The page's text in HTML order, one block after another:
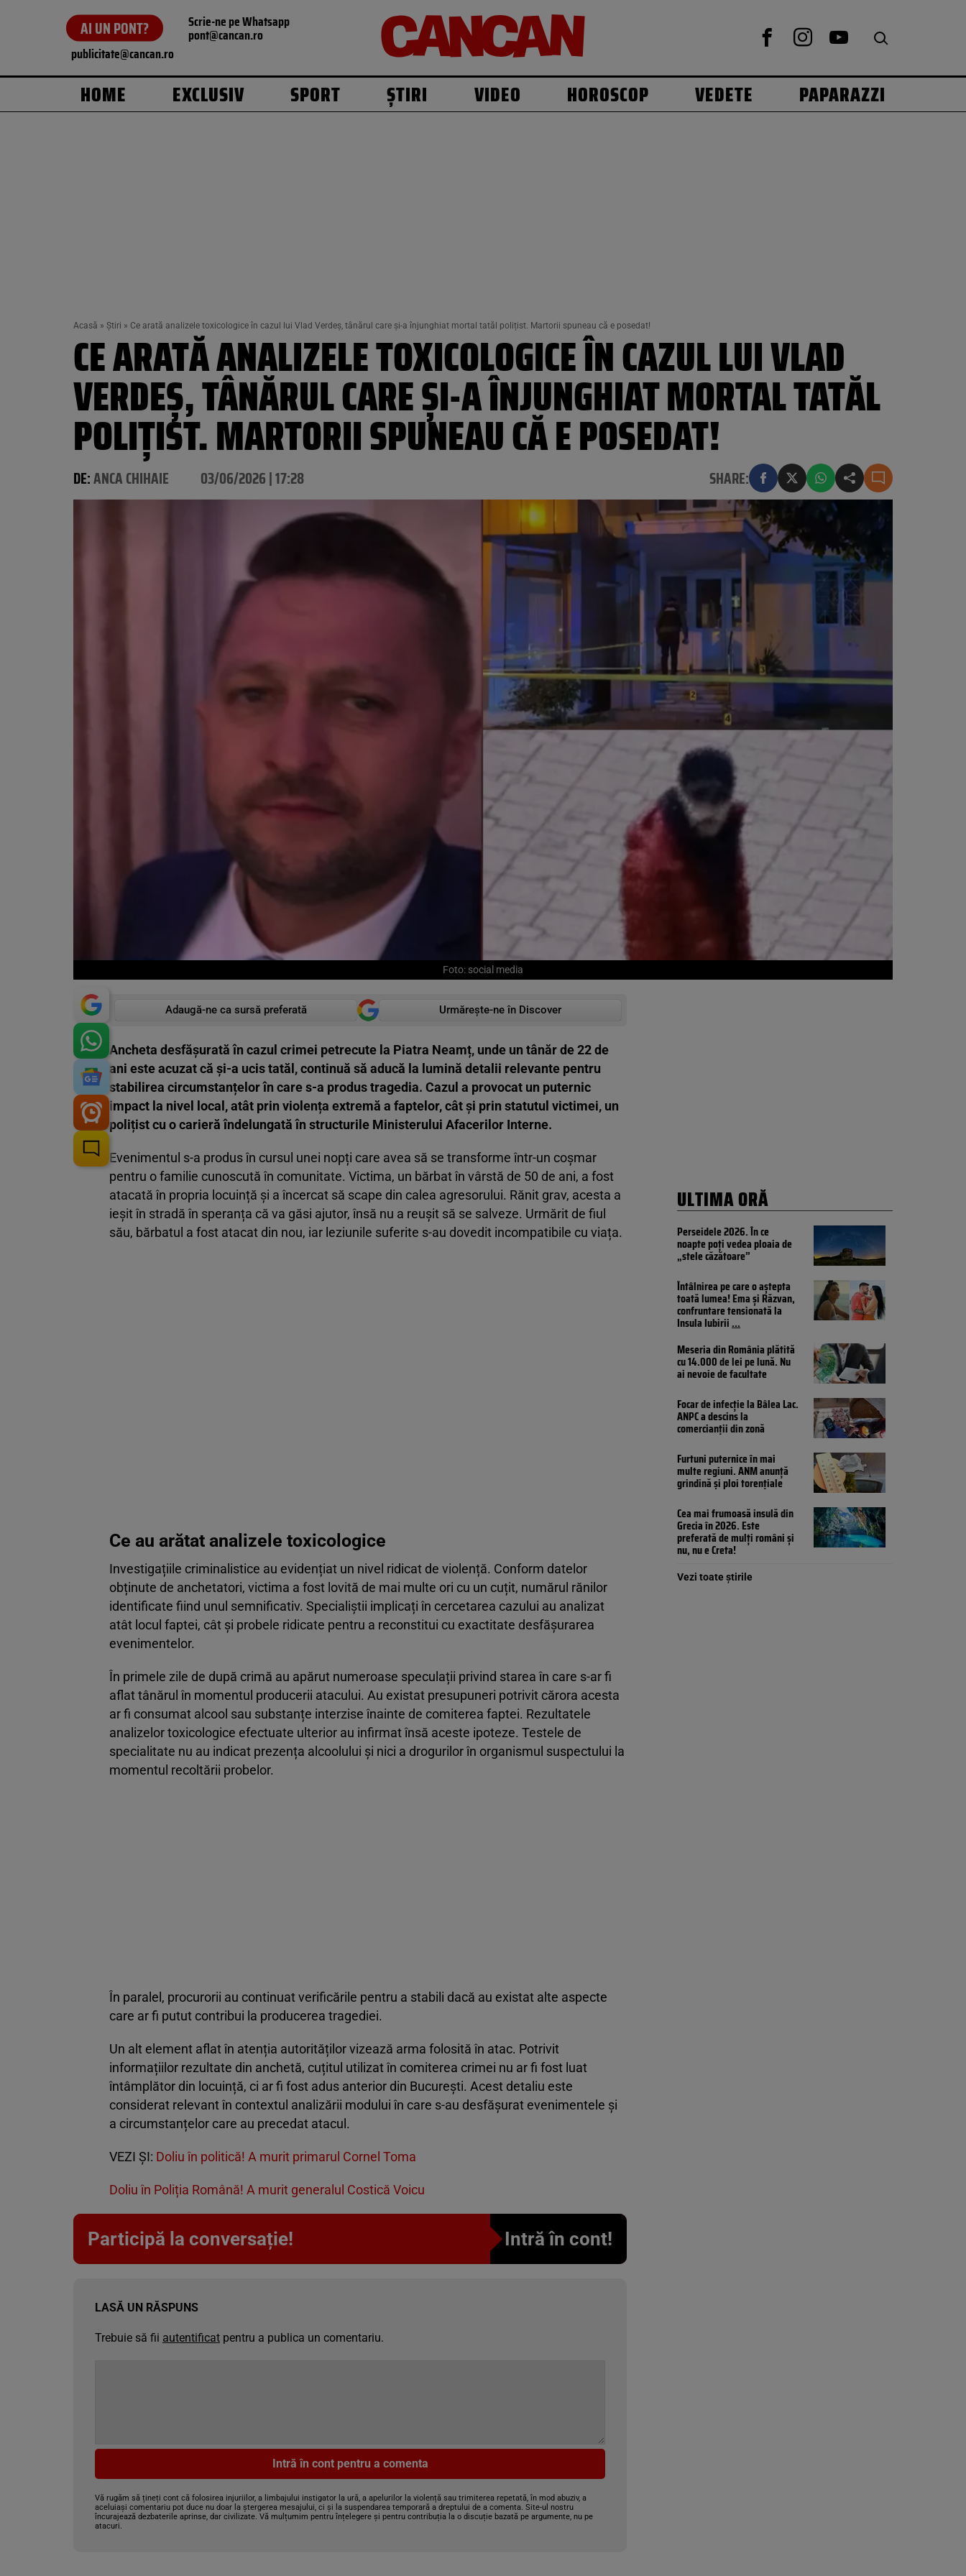
AI UN PONT? Scrie-ne pe Whatsapp
pont@cancan.ro
publicitate@cancan.ro
HOME EXCLUSIV SPORT ȘTIRI VIDEO HOROSCOP VEDETE PAPARAZZI
Acasă » Știri » Ce arată analizele toxicologice în cazul lui Vlad Verdeș, tânărul care și-a înjunghiat mortal tatăl polițist. Martorii spuneau că e posedat!
CE ARATĂ ANALIZELE TOXICOLOGICE ÎN CAZUL LUI VLAD
VERDEȘ, TÂNĂRUL CARE ȘI-A ÎNJUNGHIAT MORTAL TATĂL
POLIȚIST. MARTORII SPUNEAU CĂ E POSEDAT!
DE:ANCA CHIHAIE 03/06/2026 | 17:28 SHARE:
Foto: social media
Adaugă-ne ca sursă preferată Urmărește-ne în Discover
Ancheta desfășurată în cazul crimei petrecute la Piatra Neamț, unde un tânăr de 22 de
ani este acuzat că și-a ucis tatăl, continuă să aducă la lumină detalii relevante pentru
stabilirea circumstanțelor în care s-a produs tragedia. Cazul a provocat un puternic
impact la nivel local, atât prin violența extremă a faptelor, cât și prin statutul victimei, un
polițist cu o carieră îndelungată în structurile Ministerului Afacerilor Interne.
Evenimentul s-a produs în cursul unei nopți care avea să se transforme într-un coșmar
pentru o familie cunoscută în comunitate. Victima, un bărbat în vârstă de 50 de ani, a fost
atacată în propria locuință și a încercat să scape din calea agresorului. Rănit grav, acesta a
ieșit în stradă în speranța că va găsi ajutor, însă nu a reușit să se salveze. Urmărit de fiul
său, bărbatul a fost atacat din nou, iar leziunile suferite s-au dovedit incompatibile cu viața.
Ce au arătat analizele toxicologice
Investigațiile criminalistice au evidențiat un nivel ridicat de violență. Conform datelor
obținute de anchetatori, victima a fost lovită de mai multe ori cu un cuțit, numărul rănilor
identificate fiind unul semnificativ. Specialiștii implicați în cercetarea cazului au analizat
atât locul faptei, cât și probele ridicate pentru a reconstitui cu exactitate desfășurarea
evenimentelor.
În primele zile de după crimă au apărut numeroase speculații privind starea în care s-ar fi
aflat tânărul în momentul producerii atacului. Au existat presupuneri potrivit cărora acesta
ar fi consumat alcool sau substanțe interzise înainte de comiterea faptei. Rezultatele
analizelor toxicologice efectuate ulterior au infirmat însă aceste ipoteze. Testele de
specialitate nu au indicat prezența alcoolului și nici a drogurilor în organismul suspectului la
momentul recoltării probelor.
În paralel, procurorii au continuat verificările pentru a stabili dacă au existat alte aspecte
care ar fi putut contribui la producerea tragediei.
Un alt element aflat în atenția autorităților vizează arma folosită în atac. Potrivit
informațiilor rezultate din anchetă, cuțitul utilizat în comiterea crimei nu ar fi fost luat
întâmplător din locuință, ci ar fi fost adus anterior din București. Acest detaliu este
considerat relevant în contextul analizării modului în care s-au desfășurat evenimentele și
a circumstanțelor care au precedat atacul.
VEZI ȘI: Doliu în politică! A murit primarul Cornel Toma
Doliu în Poliția Română! A murit generalul Costică Voicu
Participă la conversație! Intră în cont!
LASĂ UN RĂSPUNS
Trebuie să fii autentificat pentru a publica un comentariu.
Intră în cont pentru a comenta
Vă rugăm să țineți cont că folosirea injuriilor, a limbajului instigator la ură, a apelurilor la violență sau trimiterea repetată, în mod abuziv, a
aceluiași comentariu pot duce nu doar la ștergerea mesajului, ci și la suspendarea temporară a dreptului de a comenta. Site-ul nostru
încurajează dezbaterile aprinse, dar civilizate. Vă mulțumim pentru înțelegere și pentru contribuția la o discuție bazată pe argumente, nu pe
atacuri.
ULTIMA ORĂ
Perseidele 2026. În ce
noapte poți vedea ploaia de
„stele căzătoare”
Întâlnirea pe care o aștepta
toată lumea! Ema și Răzvan,
confruntare tensionată la
Insula Iubirii...
Meseria din România plătită
cu 14.000 de lei pe lună. Nu
ai nevoie de facultate
Focar de infecție la Bâlea Lac.
ANPC a descins la
comercianții din zonă
Furtuni puternice în mai
multe regiuni. ANM anunță
grindină și ploi torențiale
Cea mai frumoasă insulă din
Grecia în 2026. Este
preferată de mulți români și
nu, nu e Creta!
Vezi toate știrile